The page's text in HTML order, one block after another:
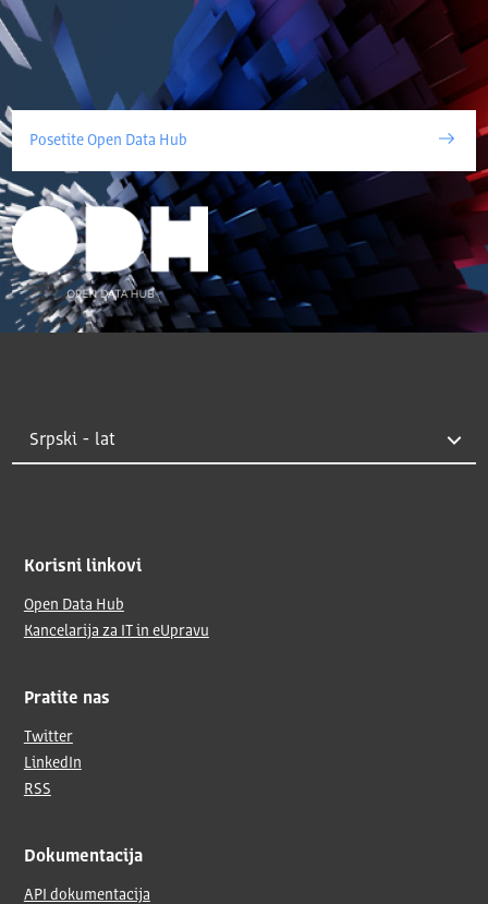
Posetite Open Data Hub
Korisni linkovi
Open Data Hub
Kancelarija za IT in eUpravu
Pratite nas
Twitter
LinkedIn
RSS
Dokumentacija
API dokumentacija